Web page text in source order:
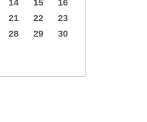
14 15
16
21 22
23
28 29
30